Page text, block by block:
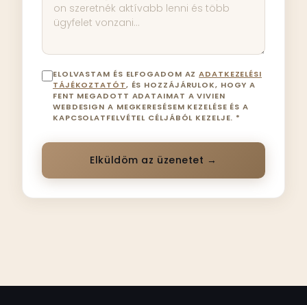
ELOLVASTAM ÉS ELFOGADOM AZADATKEZELÉSI
TÁJÉKOZTATÓT, ÉS HOZZÁJÁRULOK, HOGY A
FENT MEGADOTT ADATAIMAT A VIVIEN
WEBDESIGN A MEGKERESÉSEM KEZELÉSE ÉS A
KAPCSOLATFELVÉTEL CÉLJÁBÓL KEZELJE. *
Elküldöm az üzenetet →